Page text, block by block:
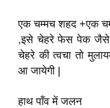
एक चम्मच शहद +एक
,इसे चेहरे फेस पेक जैसे
चेहरे की त्वचा तो
आ जायेगी |
हाथ पाँव में जलन